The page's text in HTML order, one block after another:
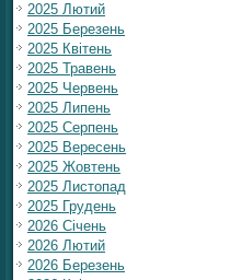
2025 Лютий
2025 Березень
2025 Квітень
2025 Травень
2025 Червень
2025 Липень
2025 Серпень
2025 Вересень
2025 Жовтень
2025 Листопад
2025 Грудень
2026 Січень
2026 Лютий
2026 Березень